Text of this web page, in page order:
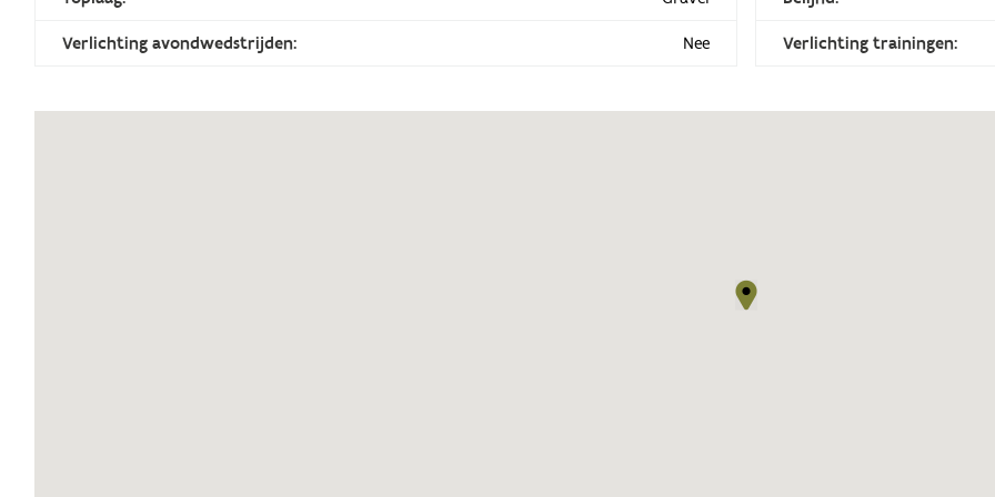
Verlichting avondwedstrijden: Nee Verlichting trainingen: